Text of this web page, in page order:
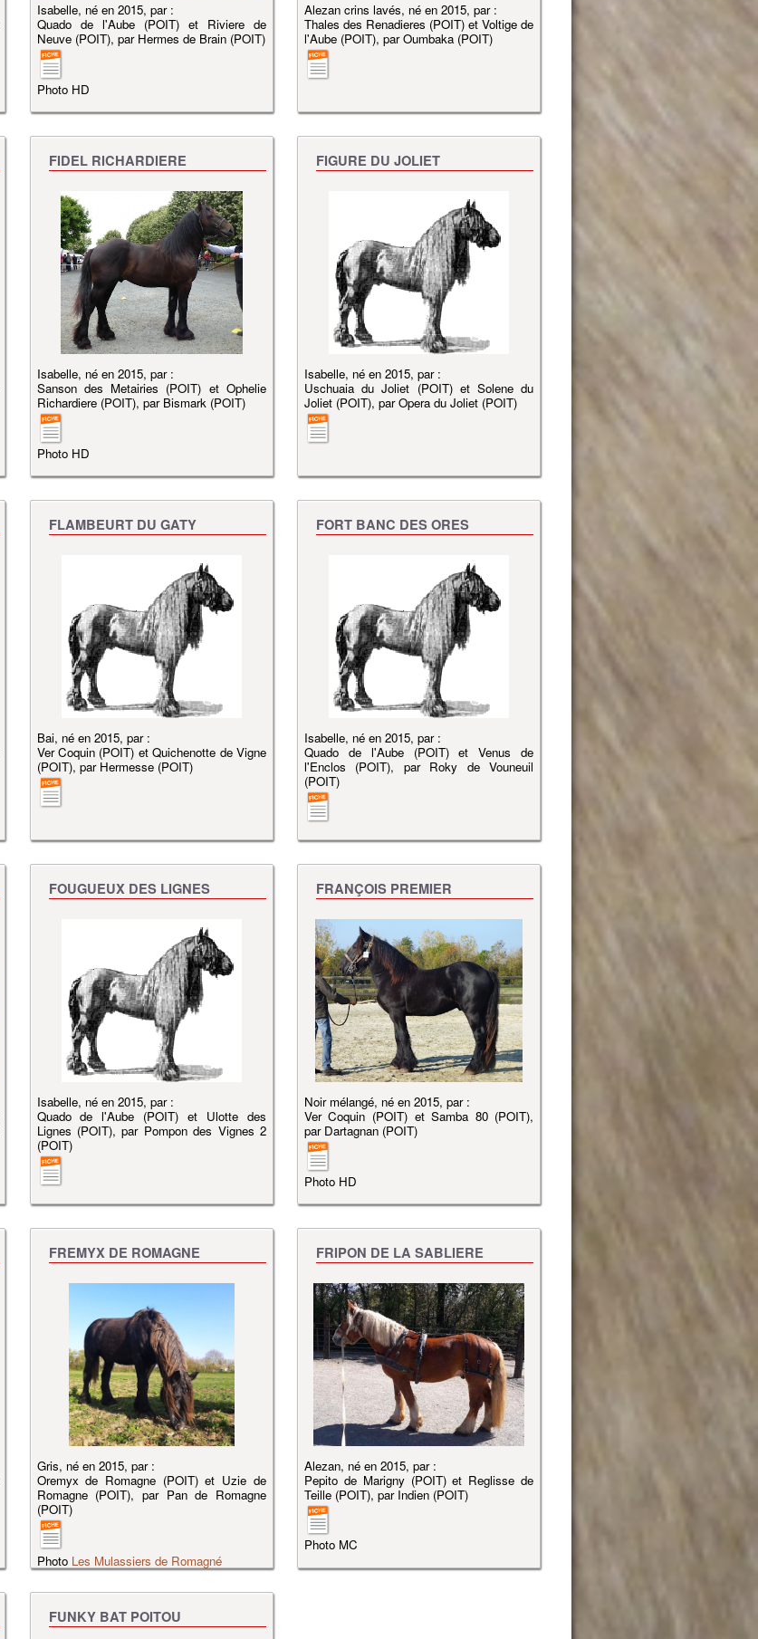
Isabelle, né en 2015, par :
Quado de l'Aube (POIT) et Riviere de
Neuve (POIT), par Hermes de Brain (POIT)
Photo HD
Alezan crins lavés, né en 2015, par :
Thales des Renadieres (POIT) et Voltige de
l'Aube (POIT), par Oumbaka (POIT)
FIDEL RICHARDIERE
Isabelle, né en 2015, par :
Sanson des Metairies (POIT) et Ophelie
Richardiere (POIT), par Bismark (POIT)
Photo HD
FIGURE DU JOLIET
Isabelle, né en 2015, par :
Uschuaia du Joliet (POIT) et Solene du
Joliet (POIT), par Opera du Joliet (POIT)
FLAMBEURT DU GATY
Bai, né en 2015, par :
Ver Coquin (POIT) et Quichenotte de Vigne
(POIT), par Hermesse (POIT)
FORT BANC DES ORES
Isabelle, né en 2015, par :
Quado de l'Aube (POIT) et Venus de
l'Enclos (POIT), par Roky de Vouneuil
(POIT)
FOUGUEUX DES LIGNES
Isabelle, né en 2015, par :
Quado de l'Aube (POIT) et Ulotte des
Lignes (POIT), par Pompon des Vignes 2
(POIT)
FRANÇOIS PREMIER
Noir mélangé, né en 2015, par :
Ver Coquin (POIT) et Samba 80 (POIT),
par Dartagnan (POIT)
Photo HD
FREMYX DE ROMAGNE
Gris, né en 2015, par :
Oremyx de Romagne (POIT) et Uzie de
Romagne (POIT), par Pan de Romagne
(POIT)
Photo Les Mulassiers de Romagné
FRIPON DE LA SABLIERE
Alezan, né en 2015, par :
Pepito de Marigny (POIT) et Reglisse de
Teille (POIT), par Indien (POIT)
Photo MC
FUNKY BAT POITOU